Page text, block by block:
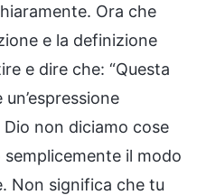
Ora che
e la definizione
e dire che: “Questa
non diciamo cose
semplicemente il modo
Non significa che tu